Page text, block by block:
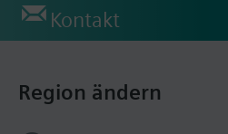
Kontakt
Region ändern